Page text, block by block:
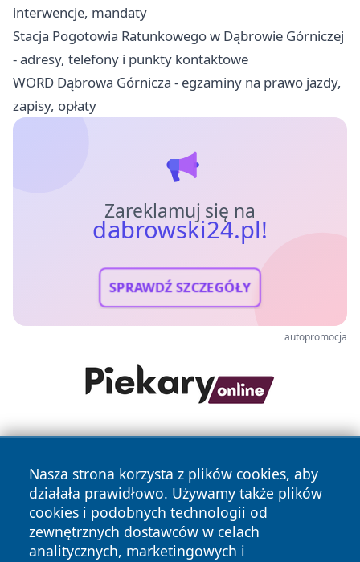
interwencje, mandaty
Stacja Pogotowia Ratunkowego w Dąbrowie Górniczej
- adresy, telefony i punkty kontaktowe
WORD Dąbrowa Górnicza - egzaminy na prawo jazdy,
zapisy, opłaty
Zareklamuj się na
dabrowski24.pl!
SPRAWDŹ SZCZEGÓŁY
autopromocja
Nasza strona korzysta z plików cookies, aby
działała prawidłowo. Używamy także plików
cookies i podobnych technologii od
zewnętrznych dostawców w celach
analitycznych, marketingowych i
Copyright © 2026 dabrowski24.pl Wszystkie prawa
zastrzeżone.